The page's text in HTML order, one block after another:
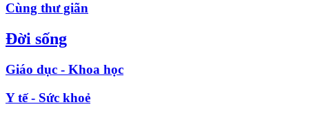
Cùng thư giãn
Đời sống
Giáo dục - Khoa học
Y tế - Sức khoẻ